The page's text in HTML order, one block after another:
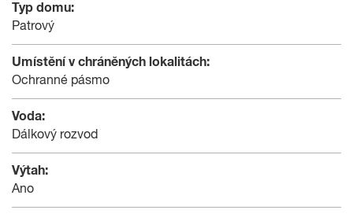
Typ domu:
Patrový
Umístění v chráněných lokalitách:
Ochranné pásmo
Voda:
Dálkový rozvod
Výtah:
Ano